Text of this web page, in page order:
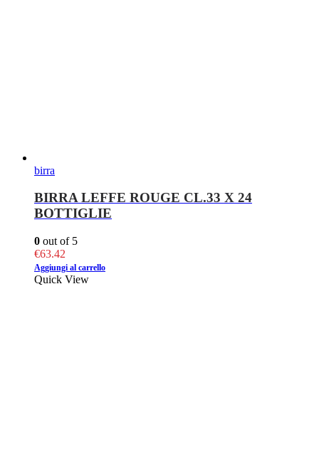
birra
BIRRA LEFFE ROUGE CL.33 X 24
BOTTIGLIE
0 out of 5
€63.42
Aggiungi al carrello
Quick View